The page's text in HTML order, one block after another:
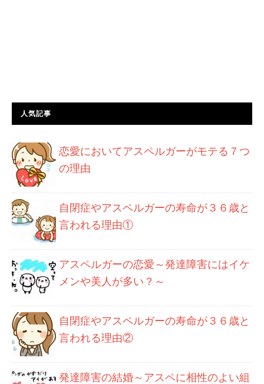
人気記事
恋愛においてアスペルガーがモテる７つ
の理由
自閉症やアスペルガーの寿命が３６歳と
言われる理由①
アスペルガーの恋愛～発達障害にはイケ
メンや美人が多い？～
自閉症やアスペルガーの寿命が３６歳と
言われる理由②
発達障害の結婚～アスペに相性のよい組